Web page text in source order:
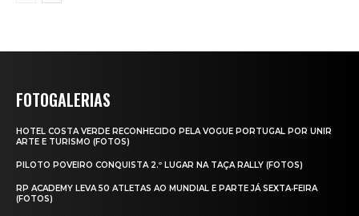
FOTOGALERIAS
HOTEL COSTA VERDE RECONHECIDO PELA VOGUE PORTUGAL POR UNIR
ARTE E TURISMO (FOTOS)
PILOTO POVEIRO CONQUISTA 2.º LUGAR NA TAÇA RALLY (FOTOS)
RP ACADEMY LEVA 50 ATLETAS AO MUNDIAL E PARTE JÁ SEXTA‑FEIRA
(FOTOS)